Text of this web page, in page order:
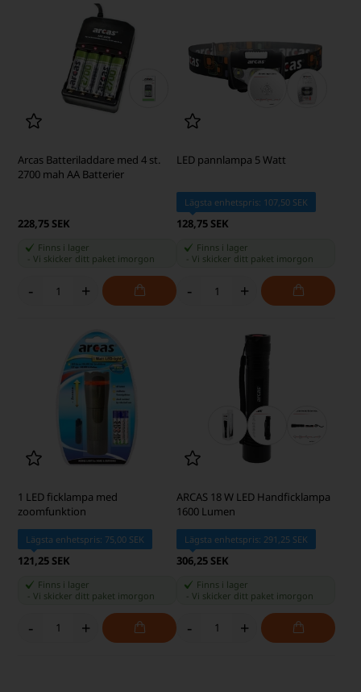
Arcas Batteriladdare med 4 st.
2700 mah AA Batterier
228,75 SEK
Finns i lager
-Vi skicker ditt paket imorgon
- +
LED pannlampa 5 Watt
Lägsta enhetspris: 107,50 SEK
128,75 SEK
Finns i lager
Vi skicker ditt paket imorgon
- +
1 LED ficklampa med
zoomfunktion
Lägsta enhetspris: 75,00 SEK
121,25 SEK
Finns i lager
-Vi skicker ditt paket imorgon
- +
ARCAS 18 W LED Handficklampa
1600 Lumen
Lägsta enhetspris: 291,25 SEK
306,25 SEK
Finns i lager
Vi skicker ditt paket imorgon
- +